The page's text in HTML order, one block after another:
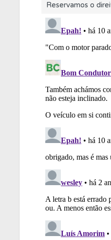
Testes O teste
Conta Crie uma
Ajuda Use os
Reservamos o